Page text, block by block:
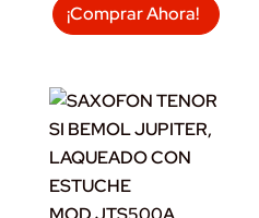
¡Comprar Ahora!